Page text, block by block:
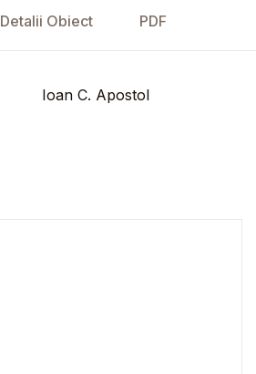
Detalii Obiect PDF
Ioan C. Apostol